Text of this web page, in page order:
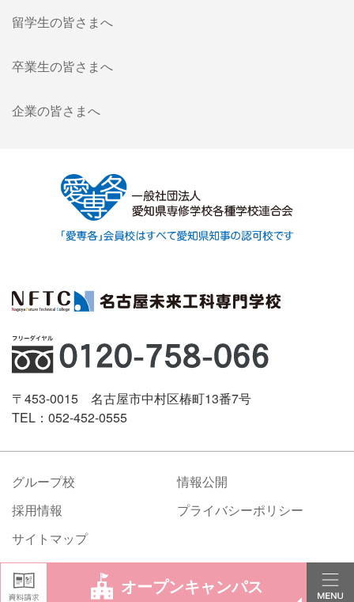
学校案内 オープンキャンパス
留学生の皆さまへ
卒業生の皆さまへ
企業の皆さまへ
〒453-0015 名古屋市中村区椿町13番7号
TEL：052-452-0555
グループ校
情報公開
採用情報
プライバシーポリシー
サイトマップ
©Nagoya Future Technical College All rights reserved.